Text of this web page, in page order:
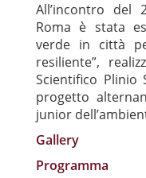
All’incontro del
Roma è stata
verde in città
resiliente”,
Scientifico Plinio
progetto
junior
Gallery
Programma